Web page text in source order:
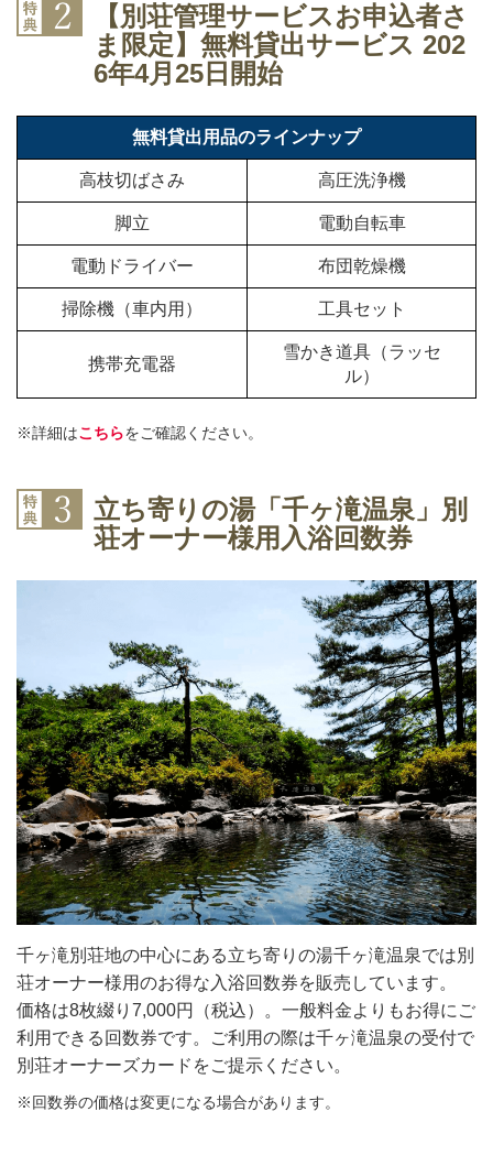
【別荘管理サービスお申込者さ
ま限定】無料貸出サービス 202
6年4月25日開始
無料貸出用品のラインナップ
高枝切ばさみ 高圧洗浄機
脚立 電動自転車
電動ドライバー 布団乾燥機
掃除機（車内用） 工具セット
携帯充電器
雪かき道具（ラッセ
ル）
※詳細はこちらをご確認ください。
立ち寄りの湯「千ヶ滝温泉」別
荘オーナー様用入浴回数券
千ヶ滝別荘地の中心にある立ち寄りの湯千ヶ滝温泉では別
荘オーナー様用のお得な入浴回数券を販売しています。
価格は8枚綴り7,000円（税込）。一般料金よりもお得にご
利用できる回数券です。ご利用の際は千ヶ滝温泉の受付で
別荘オーナーズカードをご提示ください。
※回数券の価格は変更になる場合があります。